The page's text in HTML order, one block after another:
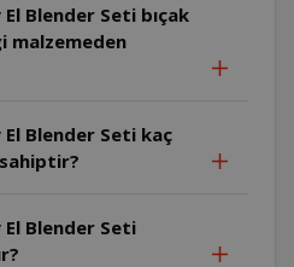
Blender Seti bıçak
malzemeden
Blender Seti kaç
El Blender Seti